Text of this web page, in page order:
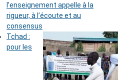
l’enseignement appelle à la
rigueur, à l’écoute et au
consensus
Tchad :
pour les